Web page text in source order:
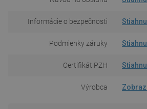
Informácie o bezpečnosti
Podmienky záruky
Certifikát PZH
Výrobca